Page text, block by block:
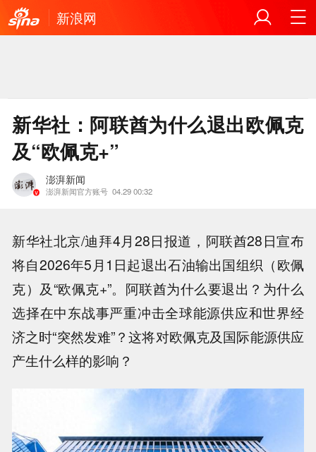
新浪网
新华社：阿联酋为什么退出欧佩克
及“欧佩克+”
澎湃新闻
澎湃新闻官方账号 04.29 00:32
新华社北京/迪拜4月28日报道，阿联酋28日宣布
将自2026年5月1日起退出石油输出国组织（欧佩
克）及“欧佩克+”。阿联酋为什么要退出？为什么
选择在中东战事严重冲击全球能源供应和世界经
济之时“突然发难”？这将对欧佩克及国际能源供应
产生什么样的影响？